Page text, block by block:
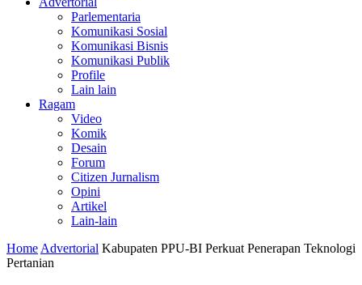
Parlementaria
Komunikasi Sosial
Komunikasi Bisnis
Komunikasi Publik
Profile
Lain lain
Ragam
Video
Komik
Desain
Forum
Citizen Jurnalism
Opini
Artikel
Lain-lain
Home Advertorial Kabupaten PPU-BI Perkuat Penerapan Teknologi
Pertanian